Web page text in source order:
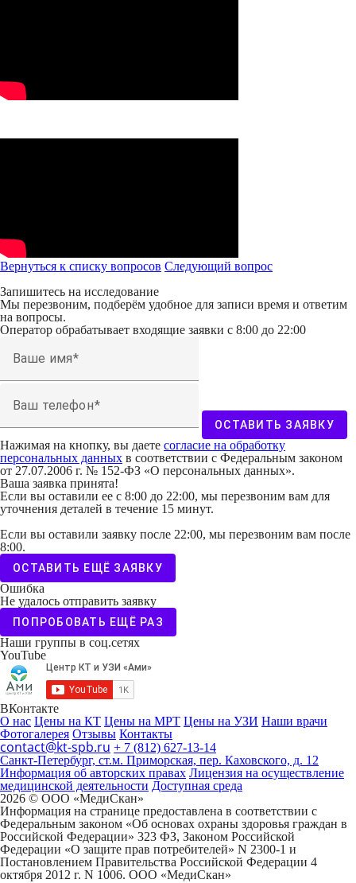
Вернуться к списку вопросов Следующий вопрос
Запишитесь на исследование
Мы перезвоним, подберём удобное для записи время и ответим
на вопросы.
Оператор обрабатывает входящие заявки с 8:00 до 22:00
Ваше имя
Ваш телефон
ОСТАВИТЬ ЗАЯВКУ
Нажимая на кнопку, вы даете согласие на обработку
персональных данных в соответствии с Федеральным законом
от 27.07.2006 г. № 152-ФЗ «О персональных данных».
Ваша заявка принята!
Если вы оставили ее с 8:00 до 22:00, мы перезвоним вам для
уточнения деталей в течение 15 минут.
Если вы оставили заявку после 22:00, мы перезвоним вам после
8:00.
ОСТАВИТЬ ЕЩЁ ЗАЯВКУ
Ошибка
Не удалось отправить заявку
ПОПРОБОВАТЬ ЕЩЁ РАЗ
Наши группы в соц.сетях
YouTube
ВКонтакте
О нас Цены на КТ Цены на МРТ Цены на УЗИ Наши врачи
Фотогалерея Отзывы Контакты
contact@kt-spb.ru + 7 (812) 627-13-14
Санкт-Петербург, ст.м. Приморская, пер. Каховского, д. 12
Информация об авторских правах Лицензия на осуществление
медицинской деятельности Доступная среда
2026 © ООО «МедиCкан»
Информация на странице предоставлена в соответствии с
Федеральным законом «Об основах охраны здоровья граждан в
Российской Федерации» 323 ФЗ, Законом Российской
Федерации «О защите прав потребителей» N 2300-1 и
Постановлением Правительства Российской Федерации 4
октября 2012 г. N 1006. ООО «МедиСкан»